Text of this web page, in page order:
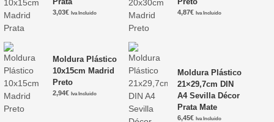
3,03€ Iva Incluido 4,87€ Iva Incluido
Moldura Plástico
10x15cm Madrid
Preto
2,94€ Iva Incluido
Moldura Plástico
21×29,7cm DIN
A4 Sevilla Décor
Prata Mate
6,45€ Iva Incluido